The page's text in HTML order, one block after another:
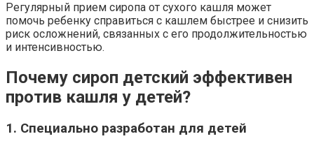
Регулярный прием сиропа от сухого кашля может
помочь ребенку справиться с кашлем быстрее и снизить
риск осложнений, связанных с его продолжительностью
и интенсивностью.
Почему сироп детский эффективен
против кашля у детей?
1. Специально разработан для детей